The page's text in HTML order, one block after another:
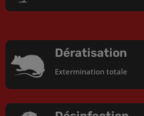
Dératisation
Extermination totale